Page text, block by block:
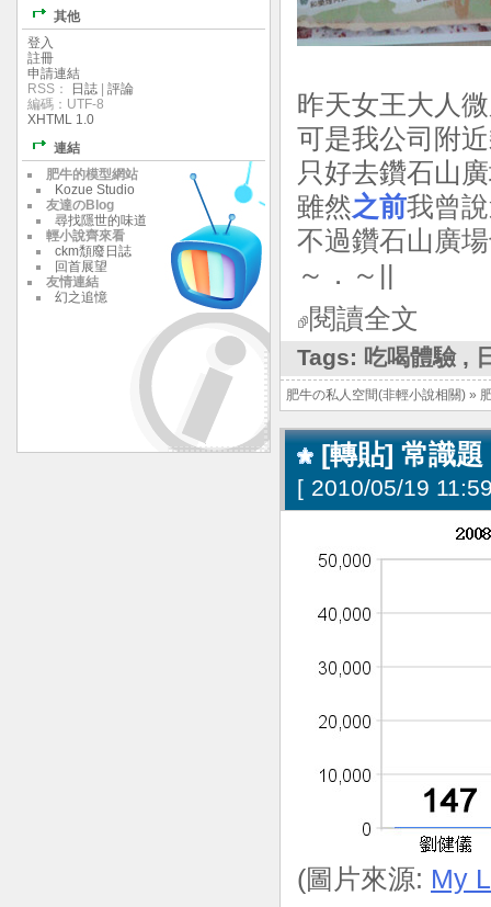
昨天女王大人
可是我公司附
只好去鑽石山
雖然之前我曾
不過鑽石山廣
～．～||
閱讀全文
Tags: 吃喝體驗,
肥牛の私人空間(非輕小說相關) »
[轉貼] 常識
[ 2010/05/19
(圖片來源: My
其他
登入
註冊
申請連結
RSS：
日誌
評論
編碼：UTF-8
XHTML 1.0
連結
肥牛的模型網站
Kozue Studio
友達のBlog
尋找隱世的味道
輕小說齊來看
ckm頹廢日誌
回首展望
友情連結
幻之追憶